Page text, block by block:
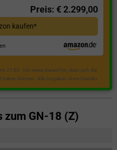
Preis: € 2.299,00
kaufen*
21:50 . Ich weise darauf hin, dass sich die
haben können. Alle Angaben ohne Gewähr.
zum GN-18 (Z)